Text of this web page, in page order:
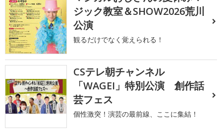
ジック教室＆SHOW2026荒川
公演
観るだけでなく覚えられる！
CSテレ朝チャンネル
「WAGEI」特別公演 創作話
芸フェス
個性激突！演芸の最前線、ここに集結！